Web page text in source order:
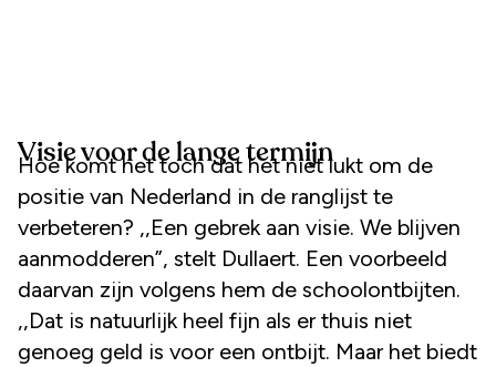
Visie voor de lange termijn
Hoe komt het toch dat het niet lukt om de
positie van Nederland in de ranglijst te
verbeteren? ,,Een gebrek aan visie. We blijven
aanmodderen”, stelt Dullaert. Een voorbeeld
daarvan zijn volgens hem de schoolontbijten.
,,Dat is natuurlijk heel fijn als er thuis niet
genoeg geld is voor een ontbijt. Maar het biedt